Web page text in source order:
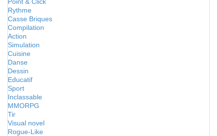
Rythme
Casse Briques
Compilation
Action
Simulation
Cuisine
Danse
Dessin
Educatif
Sport
Inclassable
MMORPG
Tir
Visual novel
Rogue-Like